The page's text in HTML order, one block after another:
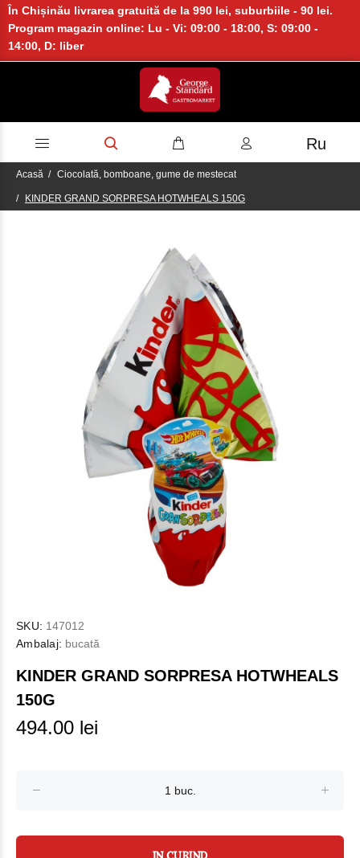
În Chișinău livrarea gratuită de la 990 lei, suburbiile - 90 lei.
Program magazin online: Lu - Vi: 09:00 - 18:00, S: 09:00 -
14:00, D: liber
Ru
Acasă Ciocolată, bomboane, gume de mestecat
KINDER GRAND SORPRESA HOTWHEALS 150G
SKU: 147012
Ambalaj: bucată
KINDER GRAND SORPRESA HOTWHEALS
150G
494.00 lei